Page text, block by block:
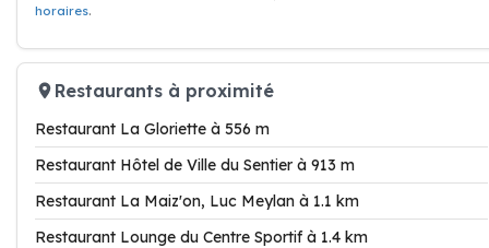
horaires.
Restaurants à proximité
Restaurant La Gloriette à 556 m
Restaurant Hôtel de Ville du Sentier à 913 m
Restaurant La Maiz'on, Luc Meylan à 1.1 km
Restaurant Lounge du Centre Sportif à 1.4 km